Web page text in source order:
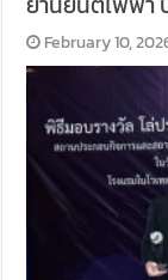
February 10,